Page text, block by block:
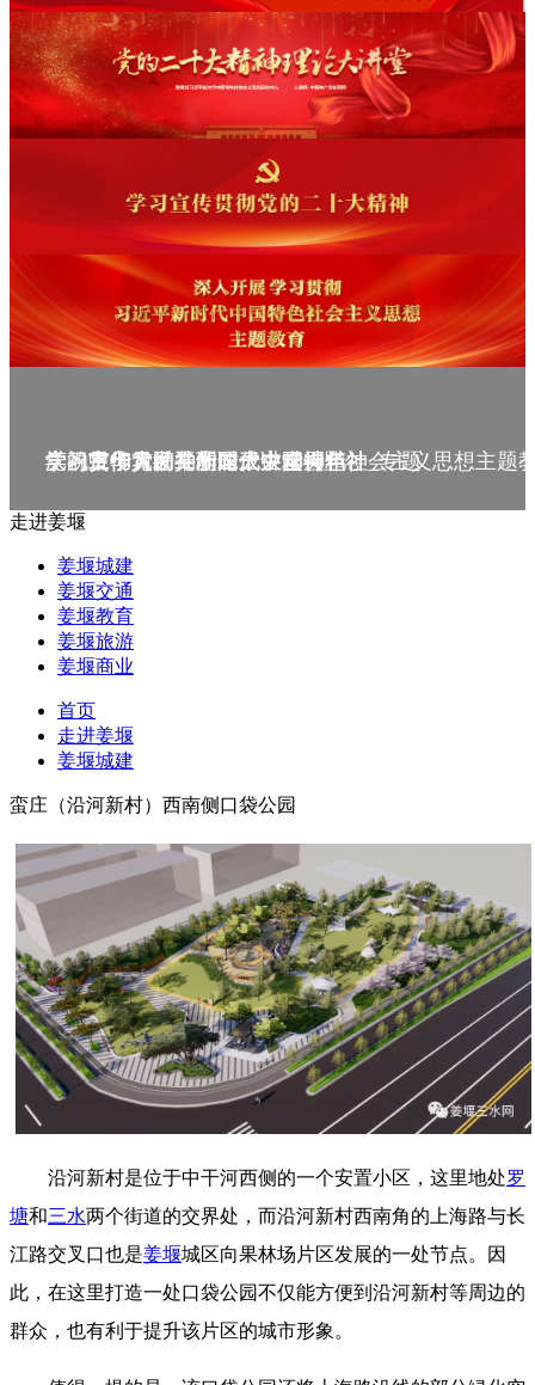
庆祝中华人民共和国成立75周年
学习贯彻党的二十届三中全会精神_专题
党的二十大精神理论大讲堂--理论
学习宣传贯彻党的二十大精神
学习贯彻习近平新时代中国特色社会主义思想主题
走进姜堰
姜堰城建
姜堰交通
姜堰教育
姜堰旅游
姜堰商业
首页
走进姜堰
姜堰城建
蛮庄（沿河新村）西南侧口袋公园
沿河新村是位于中干河西侧的一个安置小区，这里地处罗
塘和三水两个街道的交界处，而沿河新村西南角的上海路与长
江路交叉口也是姜堰城区向果林场片区发展的一处节点。因
此，在这里打造一处口袋公园不仅能方便到沿河新村等周边的
群众，也有利于提升该片区的城市形象。